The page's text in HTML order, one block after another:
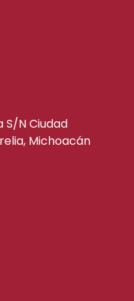
S/N Ciudad
Michoacán